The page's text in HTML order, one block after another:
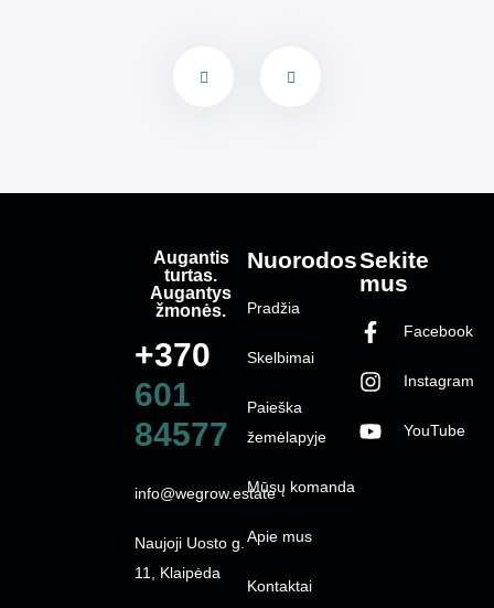
Nuorodos
Pradžia
Skelbimai
Paieška
žemėlapyje
Mūsų komanda
Apie mus
Kontaktai
Sekite
mus
Facebook
Instagram
YouTube
Augantis
turtas.
Augantys
žmonės.
+370
601
84577
info@wegrow.estate
Naujoji Uosto g.
11, Klaipėda